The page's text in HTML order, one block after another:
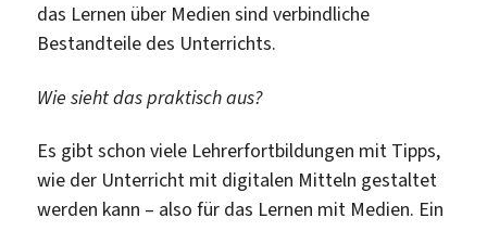
das Lernen über Medien sind verbindliche
Bestandteile des Unterrichts.
Wie sieht das praktisch aus?
Es gibt schon viele Lehrerfortbildungen mit Tipps,
wie der Unterricht mit digitalen Mitteln gestaltet
werden kann – also für das Lernen mit Medien. Ein